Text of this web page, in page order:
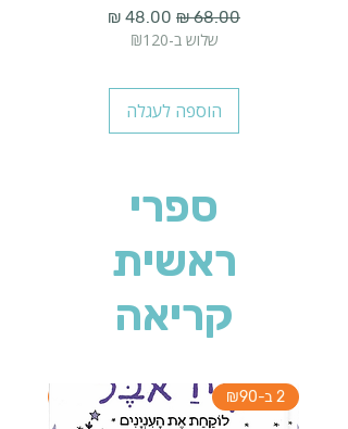
מחיר רגיל מחיר מבצע
שלוש ב-₪120
הוספה לעגלה
ספרי
ראשית
קריאה
2 ב-₪90